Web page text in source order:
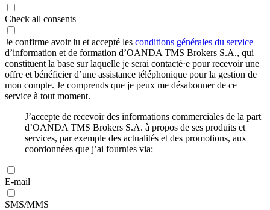
Check all consents
Je confirme avoir lu et accepté les conditions générales du service
d’information et de formation d’OANDA TMS Brokers S.A., qui
constituent la base sur laquelle je serai contacté·e pour recevoir une
offre et bénéficier d’une assistance téléphonique pour la gestion de
mon compte. Je comprends que je peux me désabonner de ce
service à tout moment.
J’accepte de recevoir des informations commerciales de la part
d’OANDA TMS Brokers S.A. à propos de ses produits et
services, par exemple des actualités et des promotions, aux
coordonnées que j’ai fournies via:
E-mail
SMS/MMS